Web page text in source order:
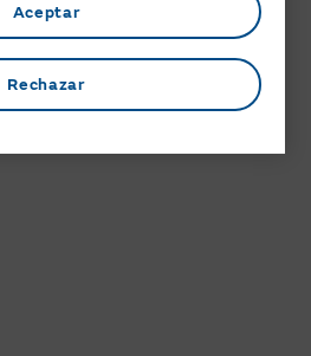
Rechazar
Aceptar